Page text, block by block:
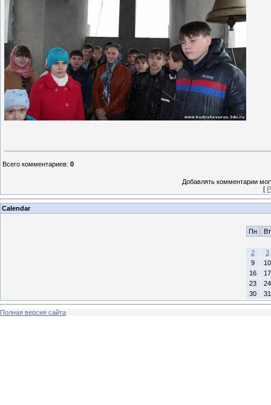
Всего комментариев: 0
Добавлять комментарии
[
Calendar
Пн Вт
2
3
9
10
16
17
23
24
30
31
Полная версия сайта